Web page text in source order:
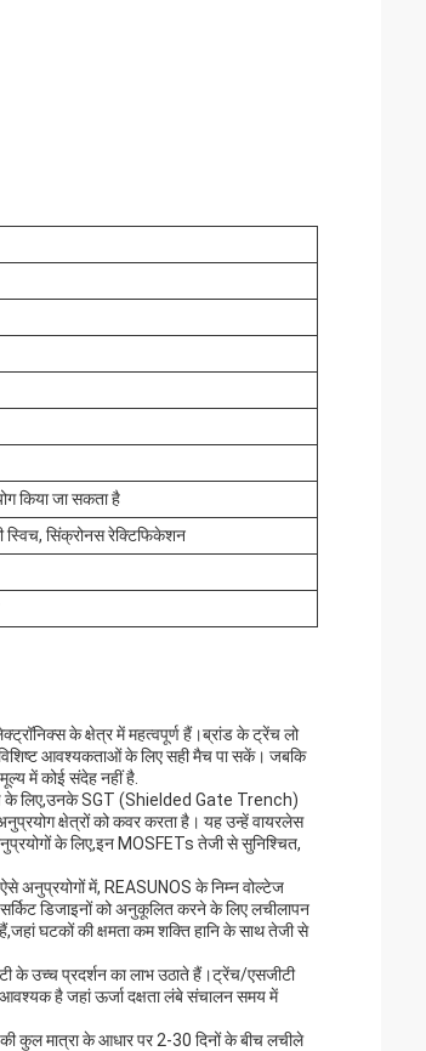
किया जा सकता है
स्विच, सिंक्रोनस रेक्टिफिकेशन
के क्षेत्र में महत्वपूर्ण हैं।ब्रांड के ट्रेंच लो
आवश्यकताओं के लिए सही मैच पा सकें। जबकि
में कोई संदेह नहीं है.
के लिए,उनके SGT (Shielded Gate Trench)
क्षेत्रों को कवर करता है। यह उन्हें वायरलेस
के लिए,इन MOSFETs तेजी से सुनिश्चित,
अनुप्रयोगों में, REASUNOS के निम्न वोल्टेज
डिजाइनों को अनुकूलित करने के लिए लचीलापन
घटकों की क्षमता कम शक्ति हानि के साथ तेजी से
के उच्च प्रदर्शन का लाभ उठाते हैं।ट्रेंच/एसजीटी
है जहां ऊर्जा दक्षता लंबे संचालन समय में
कुल मात्रा के आधार पर 2-30 दिनों के बीच लचीले